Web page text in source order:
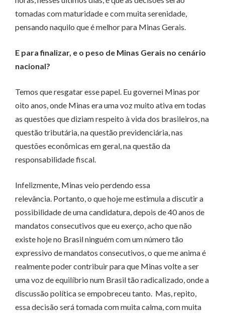
tomadas com maturidade e com muita serenidade,
pensando naquilo que é melhor para Minas Gerais.
E para finalizar, e o peso de Minas Gerais no cenário
nacional?
Temos que resgatar esse papel. Eu governei Minas por
oito anos, onde Minas era uma voz muito ativa em todas
as questões que diziam respeito à vida dos brasileiros, na
questão tributária, na questão previdenciária, nas
questões econômicas em geral, na questão da
responsabilidade fiscal.
Infelizmente, Minas veio perdendo essa
relevância. Portanto, o que hoje me estimula a discutir a
possibilidade de uma candidatura, depois de 40 anos de
mandatos consecutivos que eu exerço, acho que não
existe hoje no Brasil ninguém com um número tão
expressivo de mandatos consecutivos, o que me anima é
realmente poder contribuir para que Minas volte a ser
uma voz de equilíbrio num Brasil tão radicalizado, onde a
discussão política se empobreceu tanto. Mas, repito,
essa decisão será tomada com muita calma, com muita